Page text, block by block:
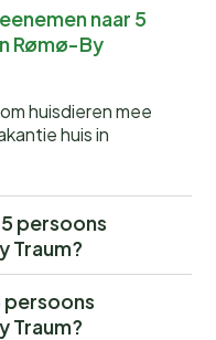
naar 5
Rømø-By
huisdieren mee
huis in
persoons
Traum?
persoons
Traum?